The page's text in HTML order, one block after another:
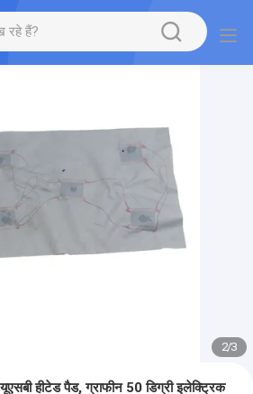
2/3
हीटेड पैड, ग्राफीन 50 डिग्री इलेक्ट्रिक